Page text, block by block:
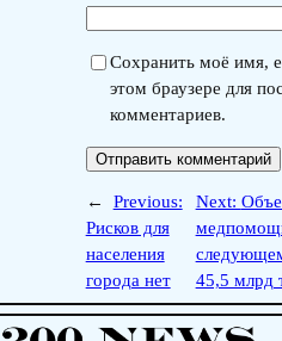
Сохранить моё имя,
этом браузере для
комментариев.
←
Previous:
Рисков для
населения
города нет
Next:
45,5 млрд